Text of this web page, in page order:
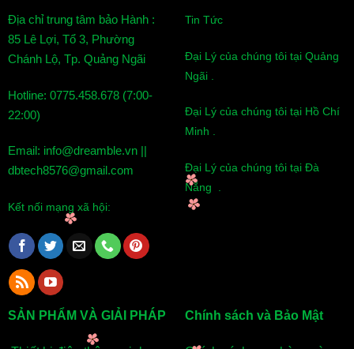
Địa chỉ trung tâm bảo Hành :
85 Lê Lợi, Tổ 3, Phường
Chánh Lộ, Tp. Quảng Ngãi
Hotline: 0775.458.678 (7:00-
22:00)
Email: info@dreamble.vn ||
dbtech8576@gmail.com
Kết nối mạng xã hội:
Tin Tức
Đại Lý của chúng tôi tại Quảng
Ngãi .
Đại Lý của chúng tôi tại Hồ Chí
Minh .
Đại Lý của chúng tôi tại Đà
Nẵng .
SẢN PHẨM VÀ GIẢI PHÁP Chính sách và Bảo Mật